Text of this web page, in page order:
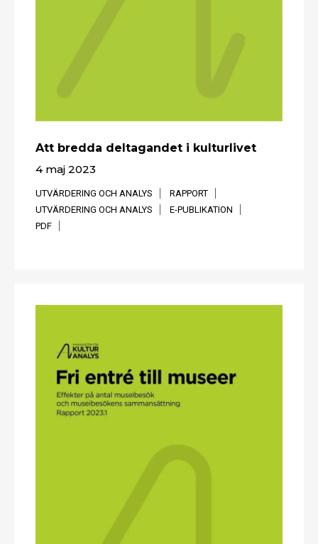
Att bredda deltagandet i kulturlivet
4 maj 2023
UTVÄRDERING OCH ANALYS
RAPPORT
UTVÄRDERING OCH ANALYS
E-PUBLIKATION
PDF